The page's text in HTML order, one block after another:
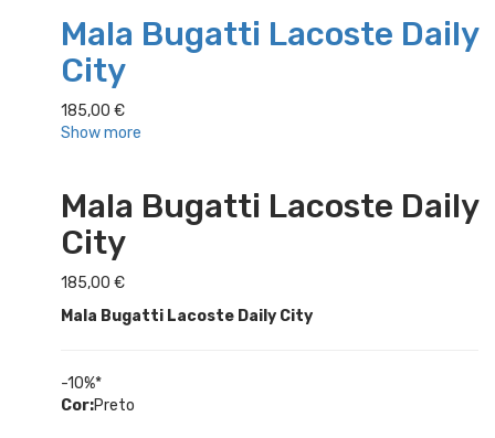
Mala Bugatti Lacoste Daily
City
185,00 €
Show more
Mala Bugatti Lacoste Daily
City
185,00 €
Mala Bugatti Lacoste Daily City
-10%*
Cor:Preto